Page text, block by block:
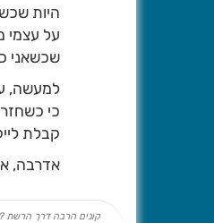
על עצמי
שכשאני
למעשה,
כי
קבלת
אדרבה,
קונים הרבה דרך הרשת ?